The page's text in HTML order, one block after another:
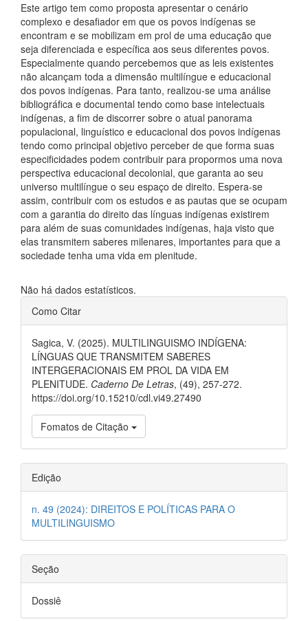
Este artigo tem como proposta apresentar o cenário
complexo e desafiador em que os povos indígenas se
encontram e se mobilizam em prol de uma educação que
seja diferenciada e específica aos seus diferentes povos.
Especialmente quando percebemos que as leis existentes
não alcançam toda a dimensão multilíngue e educacional
dos povos indígenas. Para tanto, realizou-se uma análise
bibliográfica e documental tendo como base intelectuais
indígenas, a fim de discorrer sobre o atual panorama
populacional, linguístico e educacional dos povos indígenas
tendo como principal objetivo perceber de que forma suas
especificidades podem contribuir para propormos uma nova
perspectiva educacional decolonial, que garanta ao seu
universo multilíngue o seu espaço de direito. Espera-se
assim, contribuir com os estudos e as pautas que se ocupam
com a garantia do direito das línguas indígenas existirem
para além de suas comunidades indígenas, haja visto que
elas transmitem saberes milenares, importantes para que a
sociedade tenha uma vida em plenitude.
Não há dados estatísticos.
Como Citar
Sagica, V. (2025). MULTILINGUISMO INDÍGENA:
LÍNGUAS QUE TRANSMITEM SABERES
INTERGERACIONAIS EM PROL DA VIDA EM
PLENITUDE. Caderno De Letras, (49), 257-272.
https://doi.org/10.15210/cdl.vi49.27490
Fomatos de Citação
Edição
n. 49 (2024): DIREITOS E POLÍTICAS PARA O
MULTILINGUISMO
Seção
Dossiê